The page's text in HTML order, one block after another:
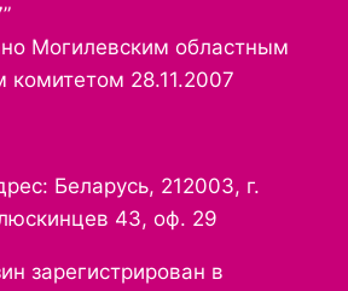
Могилевским областным
комитетом 28.11.2007
Беларусь, 212003, г.
43, оф. 29
зарегистрирован в